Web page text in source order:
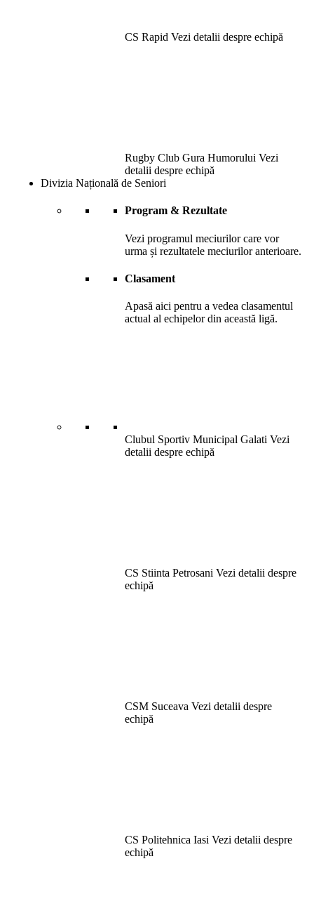
CS Rapid Vezi detalii despre echipă
Rugby Club Gura Humorului Vezi
detalii despre echipă
Divizia Națională de Seniori
Program & Rezultate
Vezi programul meciurilor care vor
urma și rezultatele meciurilor anterioare.
Clasament
Apasă aici pentru a vedea clasamentul
actual al echipelor din această ligă.
Clubul Sportiv Municipal Galati Vezi
detalii despre echipă
CS Stiinta Petrosani Vezi detalii despre
echipă
CSM Suceava Vezi detalii despre
echipă
CS Politehnica Iasi Vezi detalii despre
echipă